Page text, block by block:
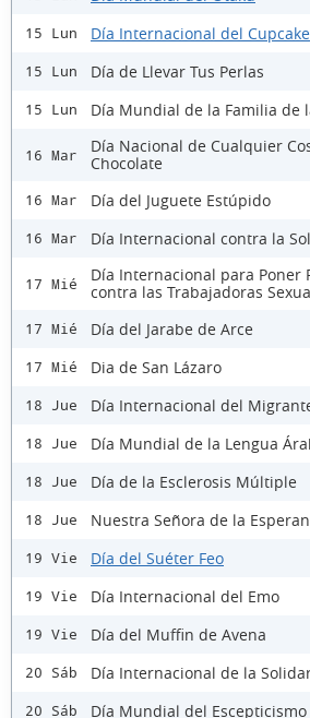
15 Lun Día Internacional del Cupcake
15 Lun Día de Llevar Tus Perlas
15 Lun Día Mundial de la Familia de
16 Mar
Día Nacional de Cualquier
Chocolate
16 Mar Día del Juguete Estúpido
16 Mar Día Internacional contra la
17 Mié
Día Internacional para Poner
contra las Trabajadoras
17 Mié Día del Jarabe de Arce
17 Mié Dia de San Lázaro
18 Jue Día Internacional del
18 Jue Día Mundial de la Lengua
18 Jue Día de la Esclerosis Múltiple
18 Jue Nuestra Señora de la
19 Vie Día del Suéter Feo
19 Vie Día Internacional del Emo
19 Vie Día del Muffin de Avena
20 Sáb Día Internacional de la
20 Sáb Día Mundial del Escepticismo